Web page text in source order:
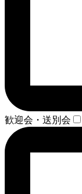
歓迎会・送別会